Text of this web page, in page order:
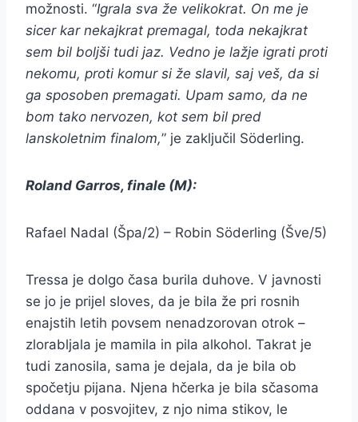
možnosti. “Igrala sva že velikokrat. On me je
sicer kar nekajkrat premagal, toda nekajkrat
sem bil boljši tudi jaz. Vedno je lažje igrati proti
nekomu, proti komur si že slavil, saj veš, da si
ga sposoben premagati. Upam samo, da ne
bom tako nervozen, kot sem bil pred
lanskoletnim finalom,” je zaključil Söderling.
Roland Garros, finale (M):
Rafael Nadal (Špa/2) – Robin Söderling (Šve/5)
Tressa je dolgo časa burila duhove. V javnosti
se jo je prijel sloves, da je bila že pri rosnih
enajstih letih povsem nenadzorovan otrok –
zlorabljala je mamila in pila alkohol. Takrat je
tudi zanosila, sama je dejala, da je bila ob
spočetju pijana. Njena hčerka je bila sčasoma
oddana v posvojitev, z njo nima stikov, le